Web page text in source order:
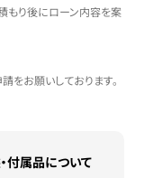
もり後にローン内容を案
お願いしております。
付属品について